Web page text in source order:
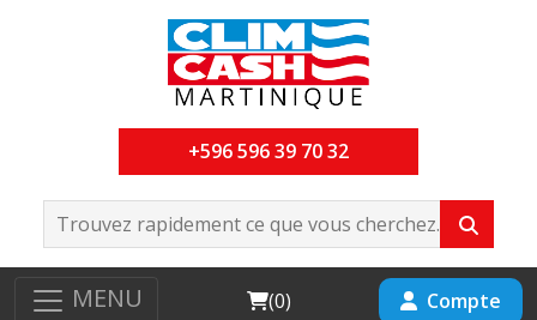
+596 596 39 70 32
MENU Cart
(0) Compte